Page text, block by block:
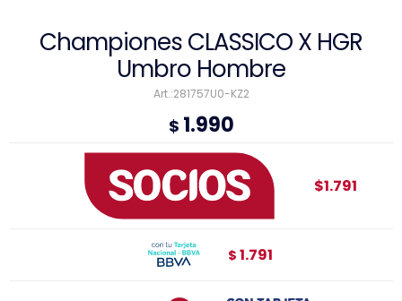
Championes CLASSICO X HGR
Umbro Hombre
281757U0-KZ2
$ 1.990
$1.791
$ 1.791